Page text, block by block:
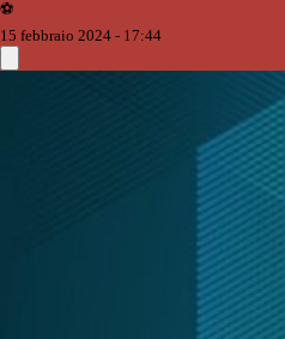
⚽️
15 febbraio 2024 - 17:44